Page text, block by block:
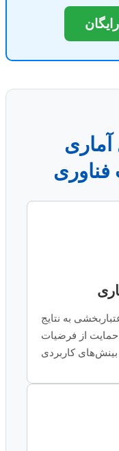
آماری
فناوری
به نتایج
از فرضیات
بینش‌های کاربردی